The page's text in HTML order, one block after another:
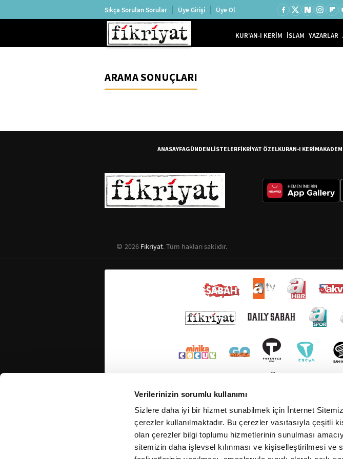
Verilerinizin sorumlu kullanımı
Sizlere daha iyi bir hizmet sunabilmek için İnternet
çerezler kullanılmaktadır. Bu çerezler vasıtasıyla çeşitli
olan çerezler bilgi toplumu hizmetlerinin sunulması
sitemizin daha işlevsel kılınması ve kişiselleştirilmesi ve
Sıkça Sorulan Sorular Üye Girişi Üye Ol
KUR'AN-I KERİM İSLAM YAZARLAR
ARAMA SONUÇLARI
ANASAYFAGÜNDEMLİSTELERFİKRİYAT ÖZELKURAN-I KERİM
2026 Fikriyat. Tüm hakları saklıdır.